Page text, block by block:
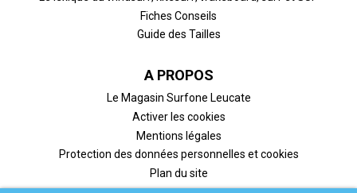
Fiches Conseils
Guide des Tailles
A PROPOS
Le Magasin Surfone Leucate
Activer les cookies
Mentions légales
Protection des données personnelles et cookies
Plan du site